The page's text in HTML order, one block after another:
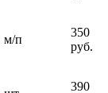
м/п
350
руб.
390